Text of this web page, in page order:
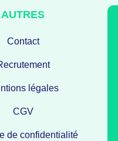
AUTRES
Contact
légales
CGV
de confidentialité